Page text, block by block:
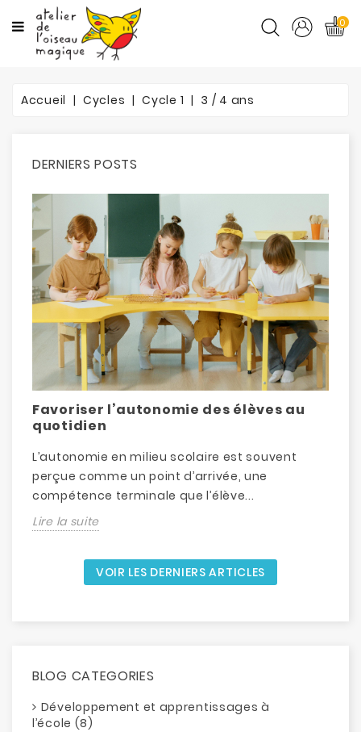
CATÉGORIES
PROMOTIONS
BLOG
0
Accueil Cycles Cycle 1 3 / 4 ans
DERNIERS POSTS
Favoriser l’autonomie des élèves au
quotidien
L’autonomie en milieu scolaire est souvent
perçue comme un point d’arrivée, une
compétence terminale que l’élève...
Lire la suite
VOIR LES DERNIERS ARTICLES
BLOG CATEGORIES
Développement et apprentissages à
l’école (8)